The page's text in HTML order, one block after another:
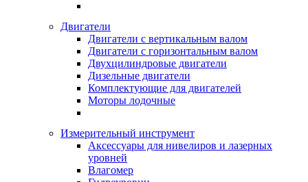
Двигатели
Двигатели с вертикальным валом
Двигатели с горизонтальным валом
Двухцилиндровые двигатели
Дизельные двигатели
Комплектующие для двигателей
Моторы лодочные
Измерительный инструмент
Аксессуары для нивелиров и лазерных
уровней
Влагомер